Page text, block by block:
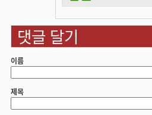
댓글 달기
이름
제목